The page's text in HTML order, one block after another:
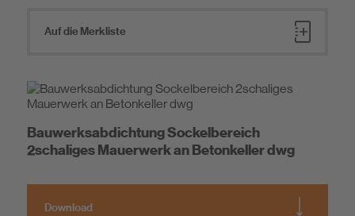
Auf die Merkliste
Bauwerksabdichtung Sockelbereich
2schaliges Mauerwerk an Betonkeller dwg
Download